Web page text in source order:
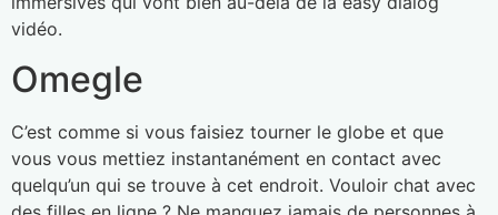
vidéo.
Omegle
C’est comme si vous faisiez tourner le globe et que
vous vous mettiez instantanément en contact avec
quelqu’un qui se trouve à cet endroit. Vouloir chat avec